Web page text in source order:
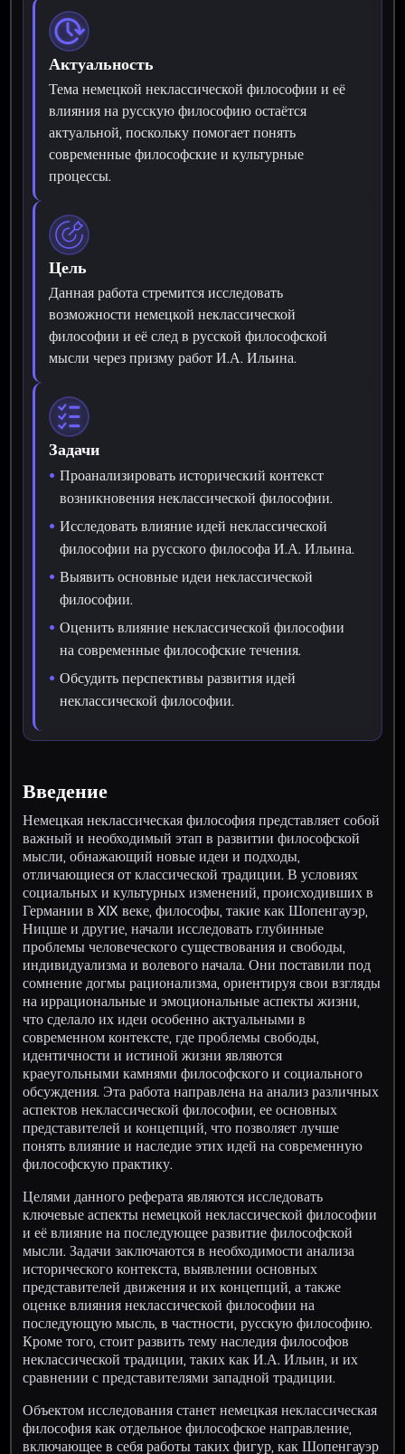
Актуальность
Тема немецкой неклассической философии и её
влияния на русскую философию остаётся
актуальной, поскольку помогает понять
современные философские и культурные
процессы.
Цель
Данная работа стремится исследовать
возможности немецкой неклассической
философии и её след в русской философской
мысли через призму работ И.А. Ильина.
Задачи
Проанализировать исторический контекст
возникновения неклассической философии.
Исследовать влияние идей неклассической
философии на русского философа И.А. Ильина.
Выявить основные идеи неклассической
философии.
Оценить влияние неклассической философии
на современные философские течения.
Обсудить перспективы развития идей
неклассической философии.
Введение
Немецкая неклассическая философия представляет собой
важный и необходимый этап в развитии философской
мысли, обнажающий новые идеи и подходы,
отличающиеся от классической традиции. В условиях
социальных и культурных изменений, происходивших в
Германии в XIX веке, философы, такие как Шопенгауэр,
Ницше и другие, начали исследовать глубинные
проблемы человеческого существования и свободы,
индивидуализма и волевого начала. Они поставили под
сомнение догмы рационализма, ориентируя свои взгляды
на иррациональные и эмоциональные аспекты жизни,
что сделало их идеи особенно актуальными в
современном контексте, где проблемы свободы,
идентичности и истиной жизни являются
краеугольными камнями философского и социального
обсуждения. Эта работа направлена на анализ различных
аспектов неклассической философии, ее основных
представителей и концепций, что позволяет лучше
понять влияние и наследие этих идей на современную
философскую практику.
Целями данного реферата являются исследовать
ключевые аспекты немецкой неклассической философии
и её влияние на последующее развитие философской
мысли. Задачи заключаются в необходимости анализа
исторического контекста, выявлении основных
представителей движения и их концепций, а также
оценке влияния неклассической философии на
последующую мысль, в частности, русскую философию.
Кроме того, стоит развить тему наследия философов
неклассической традиции, таких как И.А. Ильин, и их
сравнении с представителями западной традиции.
Объектом исследования станет немецкая неклассическая
философия как отдельное философское направление,
включающее в себя работы таких фигур, как Шопенгауэр